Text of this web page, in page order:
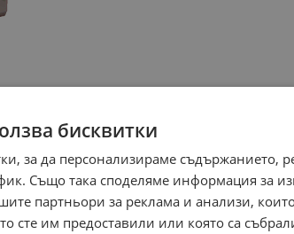
бисквитки
за да персонализираме съдържанието,
Също така споделяме информация за
партньори за реклама и анализи,
сте им предоставили или която са